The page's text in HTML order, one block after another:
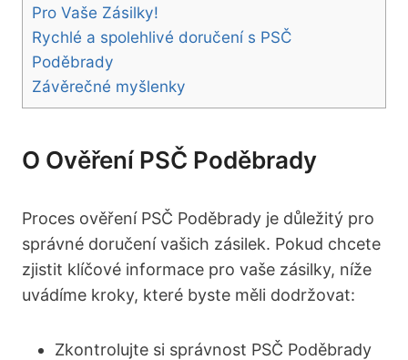
Pro Vaše Zásilky!
Rychlé a spolehlivé doručení s PSČ
Poděbrady
Závěrečné myšlenky
O Ověření PSČ Poděbrady
Proces ověření PSČ Poděbrady je důležitý pro
správné doručení vašich zásilek. Pokud chcete
zjistit klíčové informace pro vaše zásilky, níže
uvádíme kroky, které byste měli dodržovat:
Zkontrolujte si správnost PSČ Poděbrady